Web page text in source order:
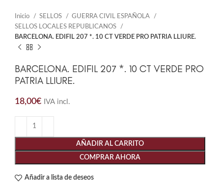
Inicio SELLOS
GUERRA CIVIL ESPAÑOLA
SELLOS LOCALES REPUBLICANOS
BARCELONA. EDIFIL 207 *. 10 CT VERDE PRO PATRIA LLIURE.
BARCELONA. EDIFIL 207 *. 10 CT VERDE PRO
PATRIA LLIURE.
18,00€ IVA incl.
AÑADIR AL CARRITO
COMPRAR AHORA
Añadir a lista de deseos